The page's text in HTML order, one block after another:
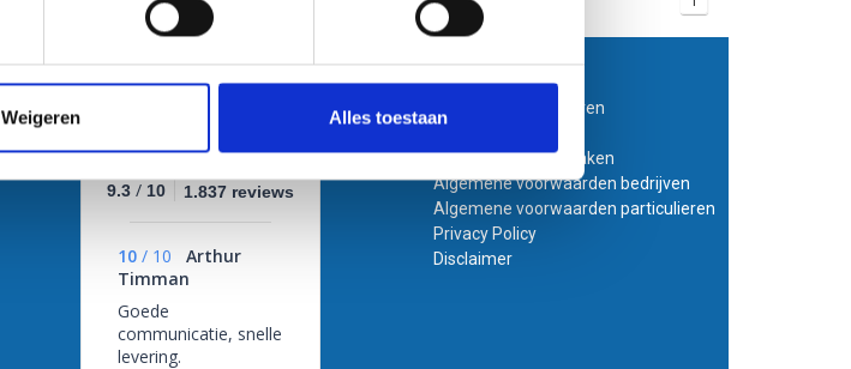
Weigeren Alles toestaan
Klantbeoordelingen
9.3 / 10 1.837 reviews
10 / 10
Arthur
Timman
Goede
communicatie, snelle
levering.
Klantenservice
Bestanden aanleveren
Bestand laten opmaken
Algemene voorwaarden bedrijven
Algemene voorwaarden particulieren
Privacy Policy
Disclaimer